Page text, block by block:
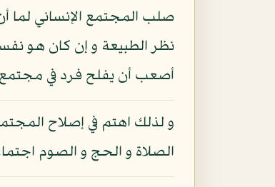
صلب المجتمع الإنساني لما
نظر الطبيعة و إن كان هو
أصعب أن يفلح فرد في
و لذلك اهتم في إصلاح
الصلاة و الحج و الصوم